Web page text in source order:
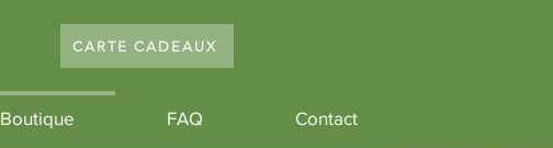
CARTE CADEAUX
Boutique FAQ Contact